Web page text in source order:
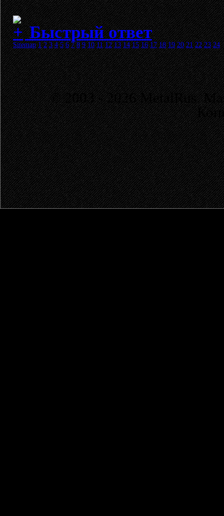
Быстрый ответ
Sitemap 1 2 3 4 5 6 7 8 9 10 11 12 13 14 15 16 17 18 19 20 21 22 23 24
© 2003 - 2026 MetalRus.